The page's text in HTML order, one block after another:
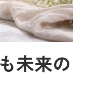
未来の